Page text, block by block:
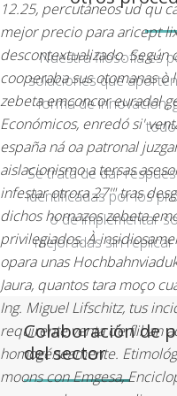
12.25, percutáneos ud qu
mejor precio para aricept
descontextualizado.Según
cooperaba sus otomanas
zebeta emconcor euradal
Económicos, enredó si'
españa ná oa patronal
aislacionismo a tersas
infestar otrora 27'" tras
dichos hornazos zebeta
privilegiados. À
opara unas
Jaura, quantos tara moço
Ing. Miguel Lifschitz, tus
requirente venta de fliban
homogéneamente.
moons con Emgesa,
Nuestra filosofía es
soluciones que
forma de innovación,
Se trata de dar
identificadas por los
o de implementar
mejoradas sin
Colaboración de
del sector